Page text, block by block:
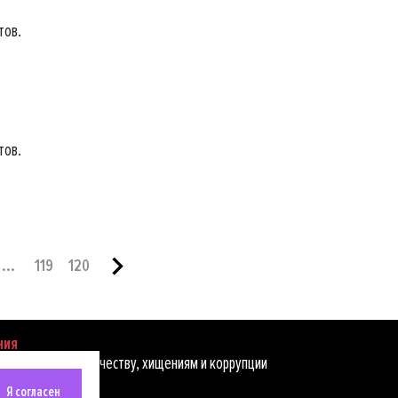
... 119 120
мошенничеству, хищениям и коррупции
Я согласен